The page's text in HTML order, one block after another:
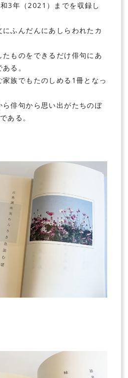
3年（2021）までを収録し
ふんだんにあしらわれたカ
ものをできるだけ俳句にあ
る。
族でもたのしめる1冊となっ
俳句から思い出がたちのぼ
ある。